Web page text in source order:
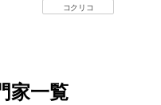
コクリコ
家一覧